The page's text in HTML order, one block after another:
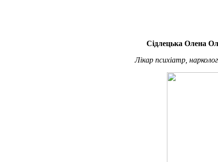
Сідлецька Олена
Лікар психіатр,